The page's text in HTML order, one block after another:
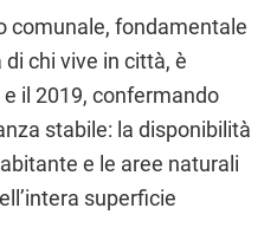
comunale, fondamentale
chi vive in città, è
il 2019, confermando
stabile: la disponibilità
e le aree naturali
superficie